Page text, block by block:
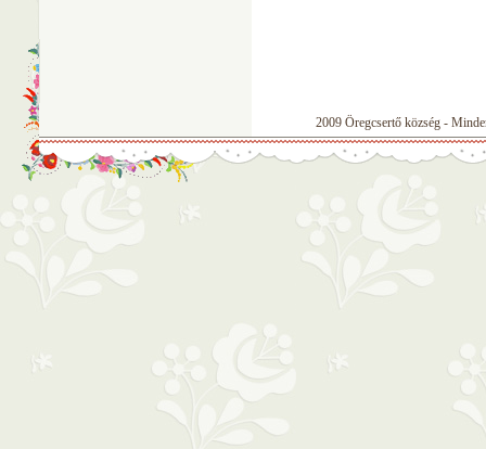
2009 Öregcsertő község -